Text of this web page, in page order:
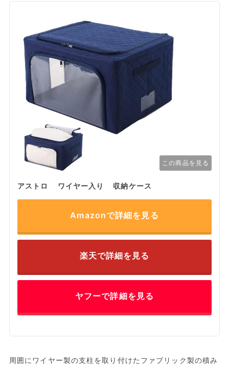
この商品を見る
アストロ ワイヤー入り 収納ケース
Amazonで詳細を見る
楽天で詳細を見る
ヤフーで詳細を見る
周囲にワイヤー製の支柱を取り付けたファブリック製の積み